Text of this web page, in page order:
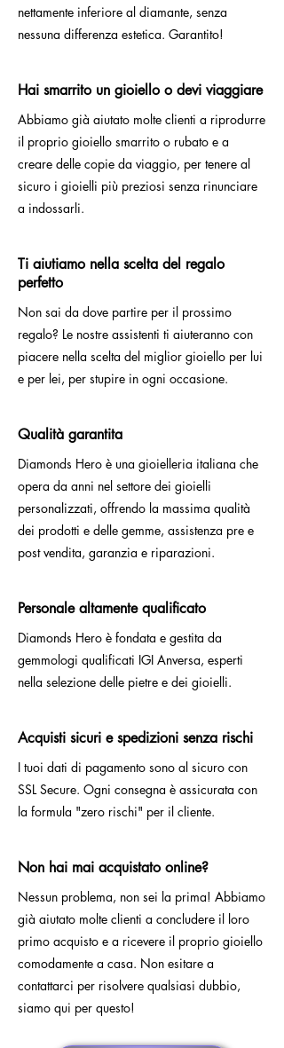
nettamente inferiore al diamante, senza
nessuna differenza estetica. Garantito!
Hai smarrito un gioiello o devi viaggiare
Abbiamo già aiutato molte clienti a riprodurre
il proprio gioiello smarrito o rubato e a
creare delle copie da viaggio, per tenere al
sicuro i gioielli più preziosi senza rinunciare
a indossarli.
Ti aiutiamo nella scelta del regalo
perfetto
Non sai da dove partire per il prossimo
regalo? Le nostre assistenti ti aiuteranno con
piacere nella scelta del miglior gioiello per lui
e per lei, per stupire in ogni occasione.
Qualità garantita
Diamonds Hero è una gioielleria italiana che
opera da anni nel settore dei gioielli
personalizzati, offrendo la massima qualità
dei prodotti e delle gemme, assistenza pre e
post vendita, garanzia e riparazioni.
Personale altamente qualificato
Diamonds Hero è fondata e gestita da
gemmologi qualificati IGI Anversa, esperti
nella selezione delle pietre e dei gioielli.
Acquisti sicuri e spedizioni senza rischi
I tuoi dati di pagamento sono al sicuro con
SSL Secure. Ogni consegna è assicurata con
la formula "zero rischi" per il cliente.
Non hai mai acquistato online?
Nessun problema, non sei la prima! Abbiamo
già aiutato molte clienti a concludere il loro
primo acquisto e a ricevere il proprio gioiello
comodamente a casa. Non esitare a
contattarci per risolvere qualsiasi dubbio,
siamo qui per questo!